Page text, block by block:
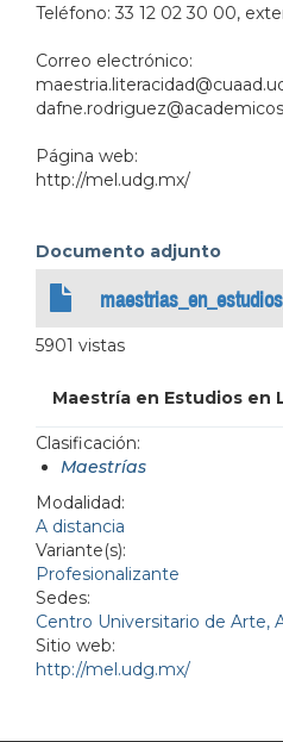
Teléfono: 33 12 02 30 00,
Correo electrónico:
Página web:
http://mel.udg.mx/
Documento adjunto
5901 vistas
Maestría en Estudios en
Clasificación:
Maestrías
Modalidad:
A distancia
Variante(s):
Profesionalizante
Sedes:
Centro Universitario de Arte,
Sitio web:
http://mel.udg.mx/